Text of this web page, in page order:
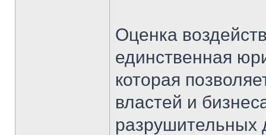
Оценка
единственная
которая
властей и
разрушительных